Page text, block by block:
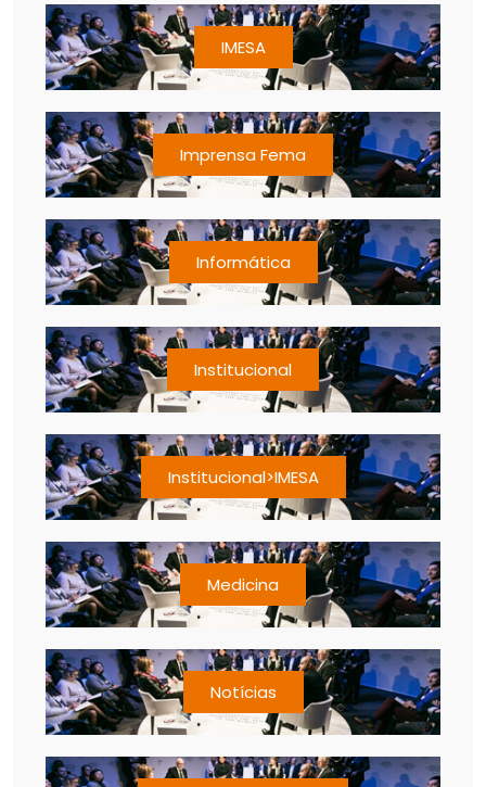
IMESA
Imprensa Fema
Informática
Institucional
Institucional>IMESA
Medicina
Notícias